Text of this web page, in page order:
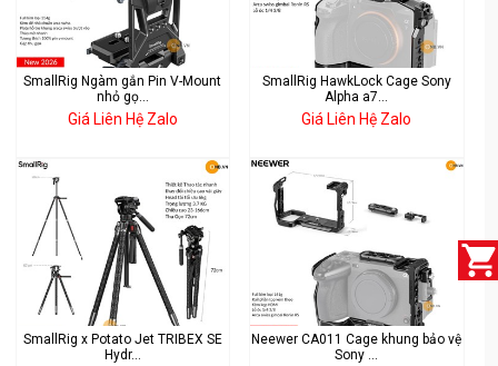
SmallRig Ngàm gắn Pin V-Mount
nhỏ gọ...
Giá Liên Hệ Zalo
SmallRig HawkLock Cage Sony
Alpha a7...
Giá Liên Hệ Zalo
SmallRig x Potato Jet TRIBEX SE
Hydr...
Neewer CA011 Cage khung bảo vệ
Sony ...